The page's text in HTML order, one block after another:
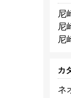
尼
尼
尼
カ
ネ